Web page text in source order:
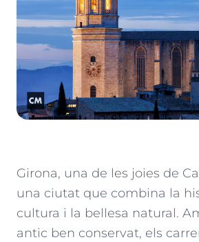
Girona, una de les joies de
una ciutat que combina la
cultura i la bellesa natural.
antic ben conservat, els